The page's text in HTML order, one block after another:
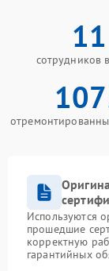
11
сотрудников
Используются
прошедшие
корректную
гарантийных